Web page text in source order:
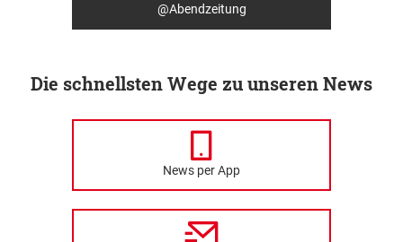
@Abendzeitung
Die schnellsten Wege zu unseren News
News per App